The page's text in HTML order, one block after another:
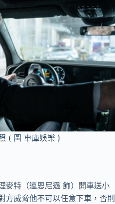
( 圖 車庫娛樂 )
麥特（連恩尼遜 飾）開車送小
方威脅他不可以任意下車，否則